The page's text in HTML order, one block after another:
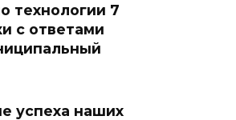
технологии 7
с ответами
успеха наших